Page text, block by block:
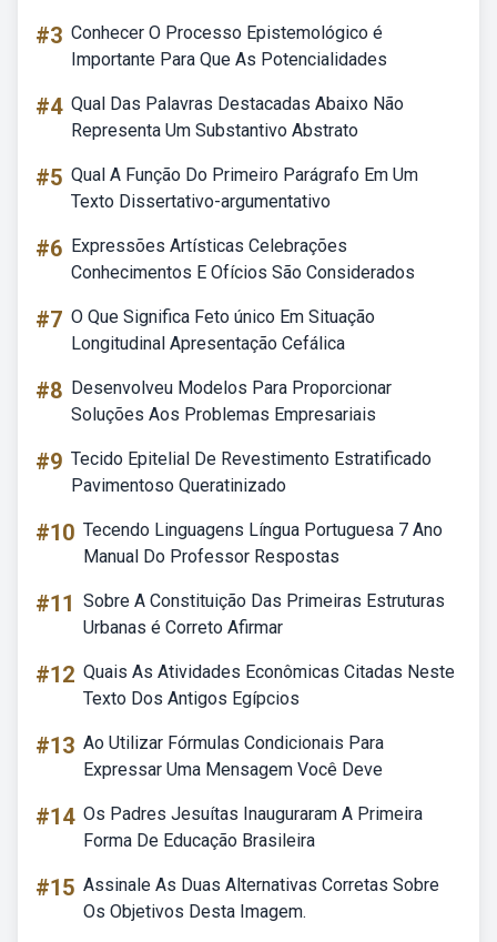
#3 Conhecer O Processo Epistemológico é
Importante Para Que As Potencialidades
#4 Qual Das Palavras Destacadas Abaixo Não
Representa Um Substantivo Abstrato
#5 Qual A Função Do Primeiro Parágrafo Em Um
Texto Dissertativo-argumentativo
#6 Expressões Artísticas Celebrações
Conhecimentos E Ofícios São Considerados
#7 O Que Significa Feto único Em Situação
Longitudinal Apresentação Cefálica
#8 Desenvolveu Modelos Para Proporcionar
Soluções Aos Problemas Empresariais
#9 Tecido Epitelial De Revestimento Estratificado
Pavimentoso Queratinizado
#10 Tecendo Linguagens Língua Portuguesa 7 Ano
Manual Do Professor Respostas
#11 Sobre A Constituição Das Primeiras Estruturas
Urbanas é Correto Afirmar
#12 Quais As Atividades Econômicas Citadas Neste
Texto Dos Antigos Egípcios
#13 Ao Utilizar Fórmulas Condicionais Para
Expressar Uma Mensagem Você Deve
#14 Os Padres Jesuítas Inauguraram A Primeira
Forma De Educação Brasileira
#15 Assinale As Duas Alternativas Corretas Sobre
Os Objetivos Desta Imagem.